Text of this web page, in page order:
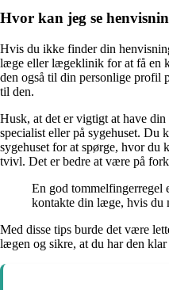
Hvor kan jeg se
Hvis du ikke finder din
læge eller lægeklinik for at få en
den også til din personlige profil
til den.
Husk, at det er vigtigt at have
specialist eller på sygehuset. Du
sygehuset for at spørge, hvor du
tvivl. Det er bedre at være på
En god tommelfingerregel
kontakte din læge, hvis du
Med disse tips burde det være
lægen og sikre, at du har den